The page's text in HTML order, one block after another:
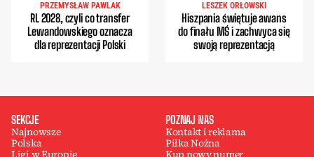
PRZEMYSŁAW PAWLAK
RL 2028, czyli co transfer
Lewandowskiego oznacza
dla reprezentacji Polski
LESZEK ORŁOWSKI
Hiszpania świętuje awans
do finału MŚ i zachwyca się
swoją reprezentacją
SEKCJE
Najnowsze
Polska
POZNAJ NAS
Kontakt i reklama
Piłka Nożna